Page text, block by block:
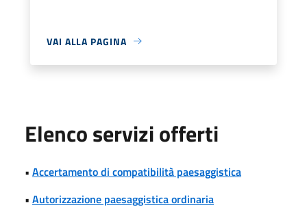
VAI ALLA PAGINA
Elenco servizi offerti
• Accertamento di compatibilità paesaggistica
• Autorizzazione paesaggistica ordinaria